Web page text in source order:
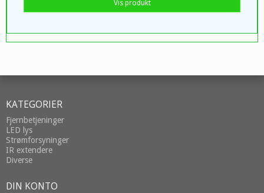
Vis produkt
KATEGORIER
Fjernbetjeninger
LED lys
Strømforsyninger
IR extendere
Diverse
DIN KONTO